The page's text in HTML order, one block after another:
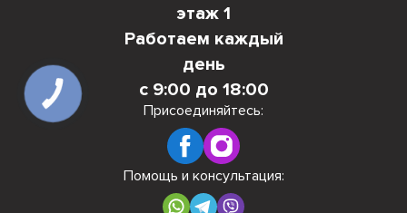
этаж 1
Работаем каждый
день
с 9:00 до 18:00
Присоединяйтесь:
Помощь и консультация:
КНОПКА
СВЯЗИ